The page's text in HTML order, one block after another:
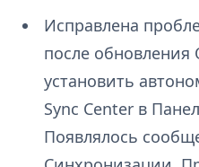
Исправлена
после обновления
установить
Sync Center в
Появлялось